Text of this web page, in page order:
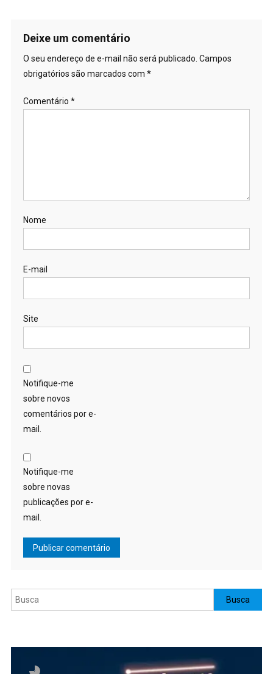
Deixe um comentário
O seu endereço de e-mail não será publicado. Campos
obrigatórios são marcados com *
Comentário *
Nome
E-mail
Site
Notifique-me
sobre novos
comentários por e-
mail.
Notifique-me
sobre novas
publicações por e-
mail.
Pesquisar Busca